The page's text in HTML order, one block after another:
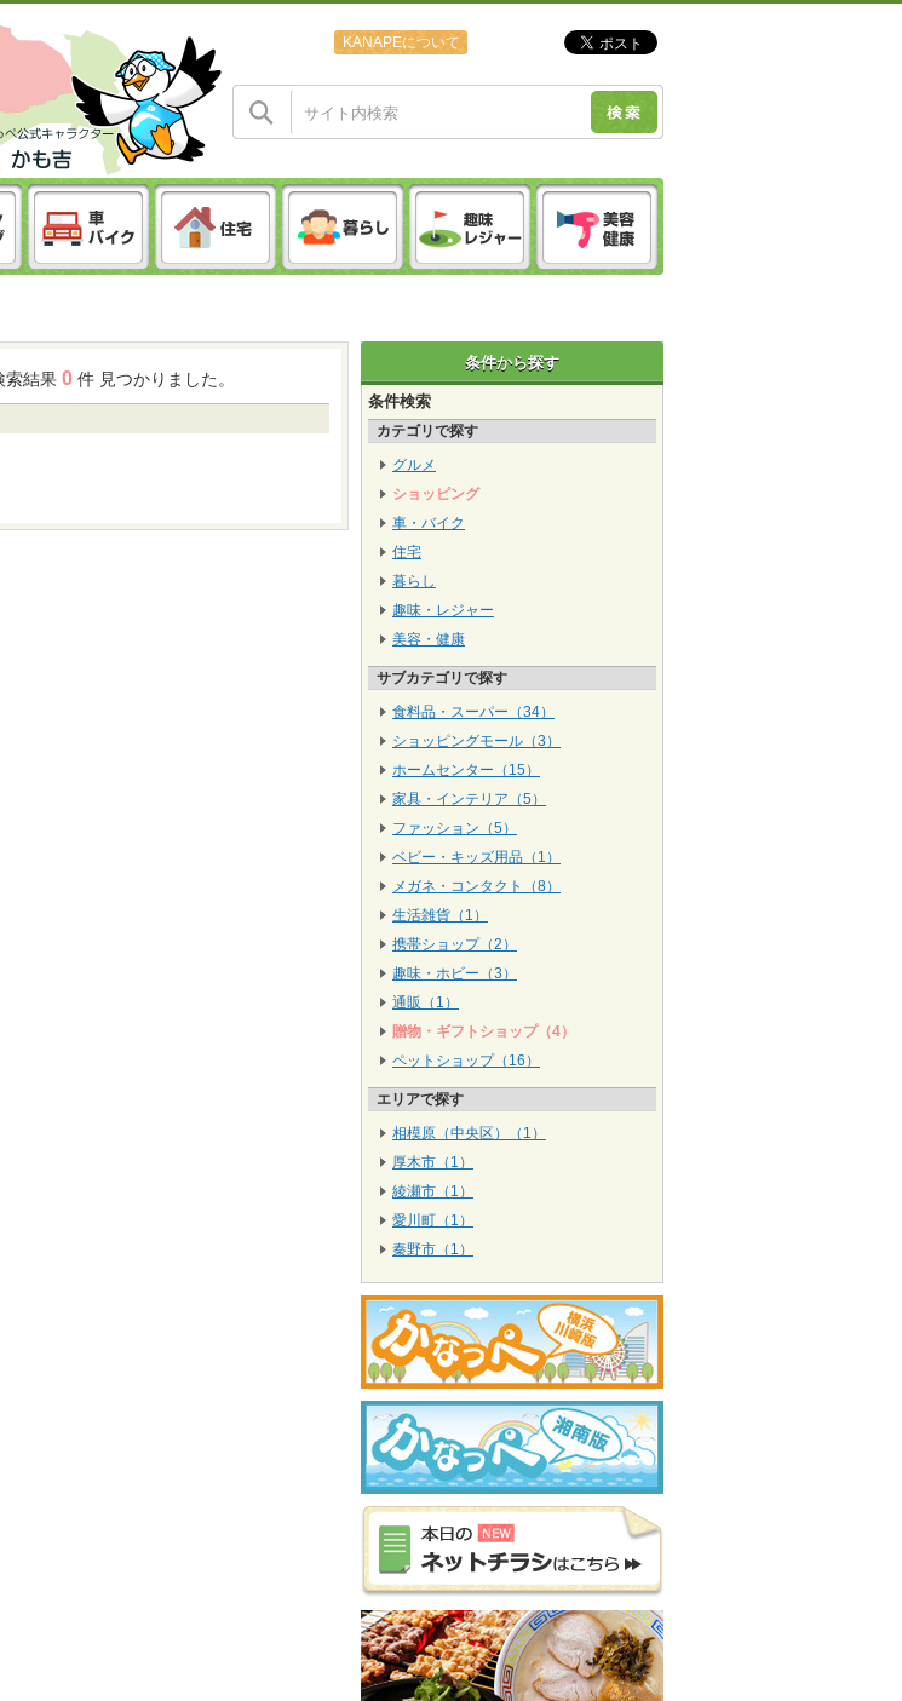
KANAPEについて
条件から探す
条件検索
カテゴリで探す
グルメ
ショッピング
車・バイク
住宅
暮らし
趣味・レジャー
美容・健康
サブカテゴリで探す
食料品・スーパー（34）
ショッピングモール（3）
ホームセンター（15）
家具・インテリア（5）
ファッション（5）
ベビー・キッズ用品（1）
メガネ・コンタクト（8）
生活雑貨（1）
携帯ショップ（2）
趣味・ホビー（3）
通販（1）
贈物・ギフトショップ（4）
ペットショップ（16）
エリアで探す
相模原（中央区）（1）
厚木市（1）
綾瀬市（1）
愛川町（1）
秦野市（1）
索結果 0 件 見つかりました。